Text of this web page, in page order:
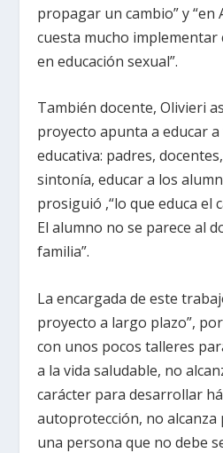
propagar un cambio” y “en
cuesta mucho
en educación sexual”.
También docente, Olivieri
proyecto apunta a educar
educativa: padres,
sintonía, educar a los
prosiguió ,“lo que educa el
El alumno no se parece al
familia”.
La encargada de este
proyecto a largo plazo”,
con unos pocos talleres
a la vida saludable, no
carácter para desarrollar
autoprotección, no
una persona que no debe